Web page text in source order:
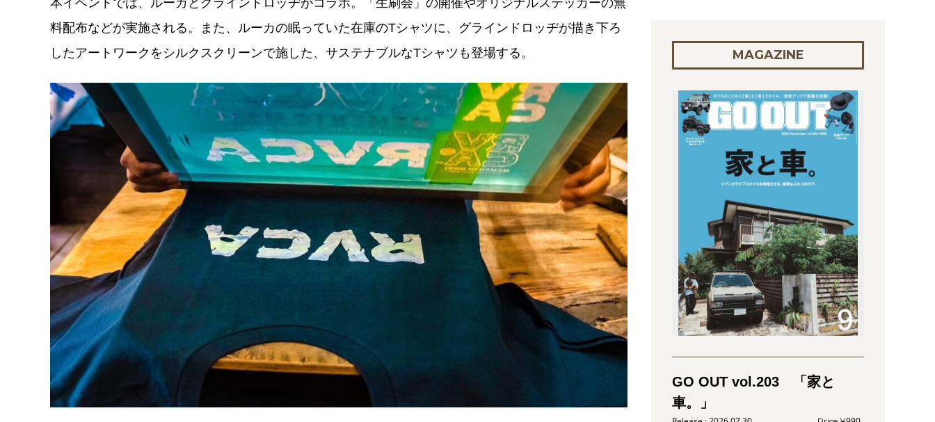
料配布などが実施される。また、ルーカの眠っていた在庫のTシャツに、 グラインドロッヂが描き下ろ
したアートワークをシルクスクリーンで施した、サステナブルなTシャツも登場する。
MAGAZINE
GO OUT vol.203 「家と
車。」